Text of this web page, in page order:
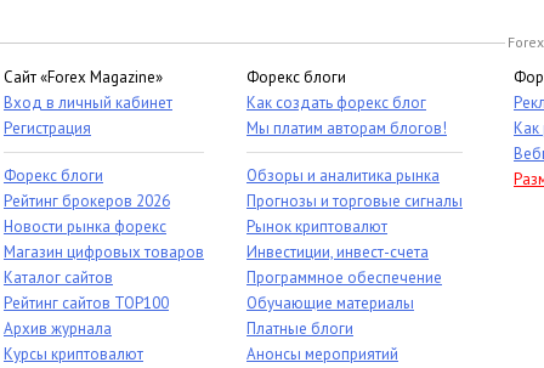
Сайт «Forex Magazine»
Вход в личный кабинет
Регистрация
Форекс блоги
Рейтинг брокеров 2026
Новости рынка форекс
Магазин цифровых товаров
Каталог сайтов
Рейтинг сайтов TOP100
Архив журнала
Курсы криптовалют
Форекс блоги
Как создать форекс блог
Мы платим авторам блогов!
Обзоры и аналитика рынка
Прогнозы и торговые сигналы
Рынок криптовалют
Инвестиции, инвест-счета
Программное обеспечение
Обучающие материалы
Платные блоги
Анонсы мероприятий
Как